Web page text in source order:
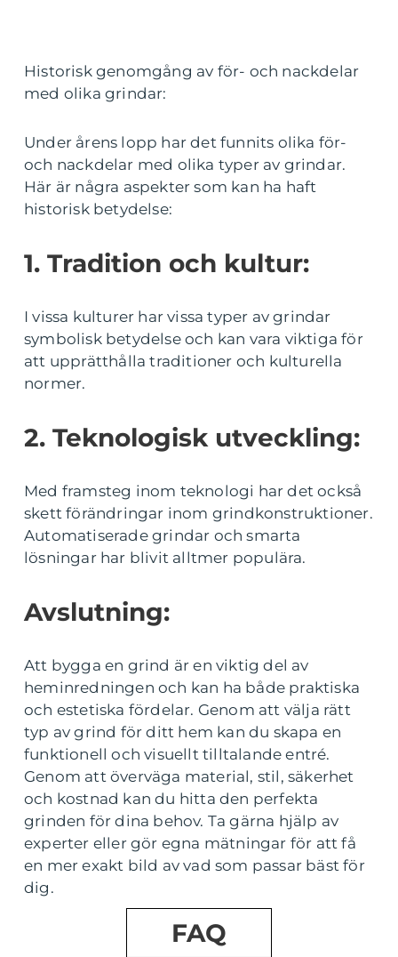
Historisk genomgång av för- och nackdelar
med olika grindar:
Under årens lopp har det funnits olika för-
och nackdelar med olika typer av grindar.
Här är några aspekter som kan ha haft
historisk betydelse:
1. Tradition och kultur:
I vissa kulturer har vissa typer av grindar
symbolisk betydelse och kan vara viktiga för
att upprätthålla traditioner och kulturella
normer.
2. Teknologisk utveckling:
Med framsteg inom teknologi har det också
skett förändringar inom grindkonstruktioner.
Automatiserade grindar och smarta
lösningar har blivit alltmer populära.
Avslutning:
Att bygga en grind är en viktig del av
heminredningen och kan ha både praktiska
och estetiska fördelar. Genom att välja rätt
typ av grind för ditt hem kan du skapa en
funktionell och visuellt tilltalande entré.
Genom att överväga material, stil, säkerhet
och kostnad kan du hitta den perfekta
grinden för dina behov. Ta gärna hjälp av
experter eller gör egna mätningar för att få
en mer exakt bild av vad som passar bäst för
dig.
FAQ